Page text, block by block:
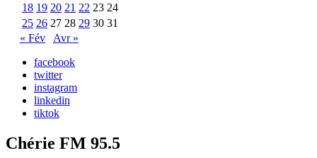
18 19 20 21 22 23 24
25 26 27 28 29 30 31
« Fév
Avr »
facebook
twitter
instagram
linkedin
tiktok
Chérie FM 95.5